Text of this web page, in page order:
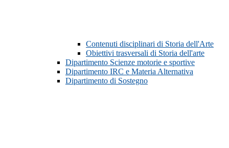
Contenuti disciplinari di Storia dell'Arte
Obiettivi trasversali di Storia dell'arte
Dipartimento Scienze motorie e sportive
Dipartimento IRC e Materia Alternativa
Dipartimento di Sostegno